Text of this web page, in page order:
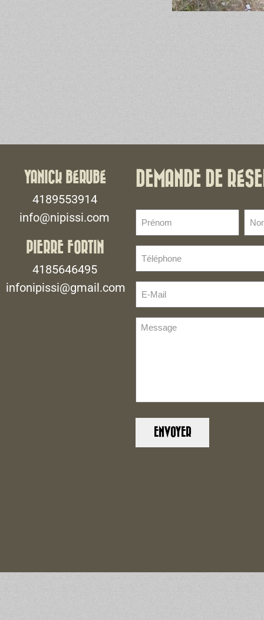
YANICK BÉRUBÉ
4189553914
info@nipissi.com
PIERRE FORTIN
4185646495
infonipissi@gmail.com
DEMANDE DE
(Nécessaire)
de
(Nécessaire)
Mail
Message